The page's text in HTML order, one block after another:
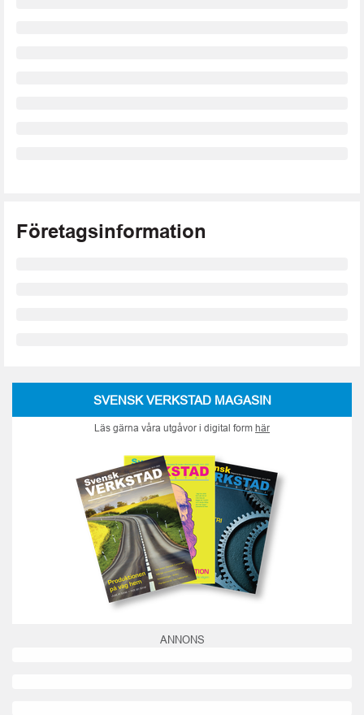
Företagsinformation
SVENSK VERKSTAD MAGASIN
Läs gärna våra utgåvor i digital form här
ANNONS